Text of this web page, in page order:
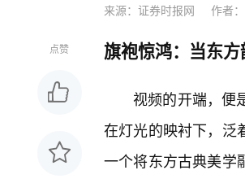
来源：证券时报网 作者
点赞 旗袍惊鸿：当东
视频的开端，便
在灯光的映衬下，泛
一个将东方古典美学